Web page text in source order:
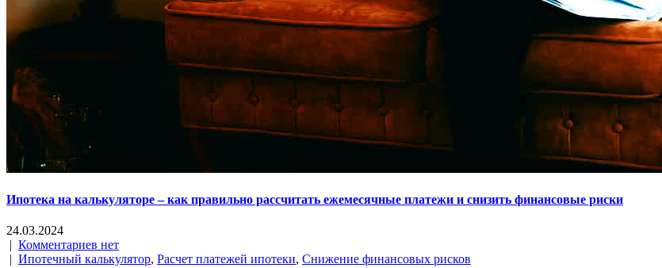
Ипотека на калькуляторе – как правильно рассчитать ежемесячные платежи и снизить финансовые риски
24.03.2024
| Комментариев нет
| Ипотечный калькулятор, Расчет платежей ипотеки, Снижение финансовых рисков